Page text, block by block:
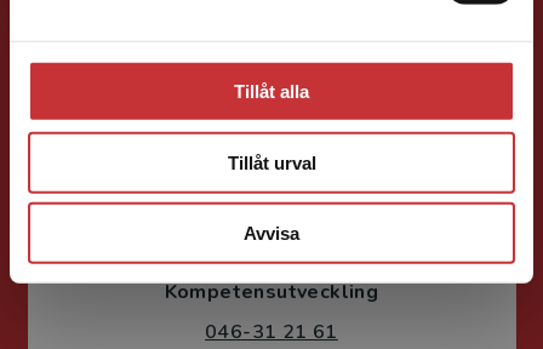
Tillåt alla
Tillåt urval
Avvisa
Susanne Borg-Törn
Förlagskoordinator Kurslitteratur och
Kompetensutveckling
046-31 21 61